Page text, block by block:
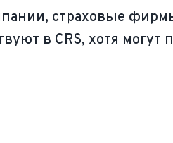
страховые
в CRS, хотя могут